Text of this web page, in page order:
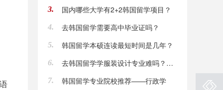
3. 国内哪些大学有2+2韩国留学项目？
4. 去韩国留学需要高中毕业证吗？
5. 韩国留学本硕连读最短时间是几年？
6. 去韩国留学学服装设计专业难吗？专升本案例实录
7. 韩国留学专业院校推荐——行政学